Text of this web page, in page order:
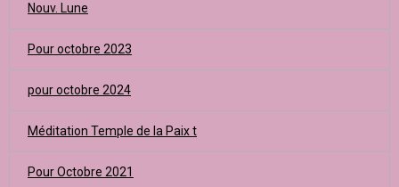
Nouv. Lune
Pour octobre 2023
pour octobre 2024
Méditation Temple de la Paix t
Pour Octobre 2021